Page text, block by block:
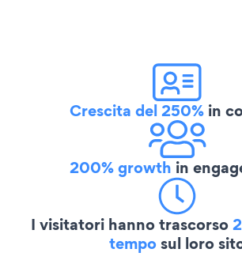
Crescita del 250% in
200% growth in
I visitatori hanno trascorso
temposul loro